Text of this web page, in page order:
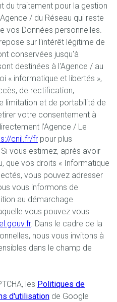
du traitement pour la gestion
/ du Réseau qui reste
vos Données personnelles.
sur l'intérêt légitime de
conservées jusqu'à
destinées à l'Agence / au
« informatique et libertés »,
de rectification,
limitation et de portabilité de
votre consentement à
l’Agence / Le
cnil.fr/fr pour plus
vous estimez, après avoir
que vos droits « Informatique
vous pouvez adresser
vous informons de
au démarchage
vous pouvez vous
. Dans le cadre de la
nous vous invitons à
dans le champ de
les Politiques de
d'utilisation de Google